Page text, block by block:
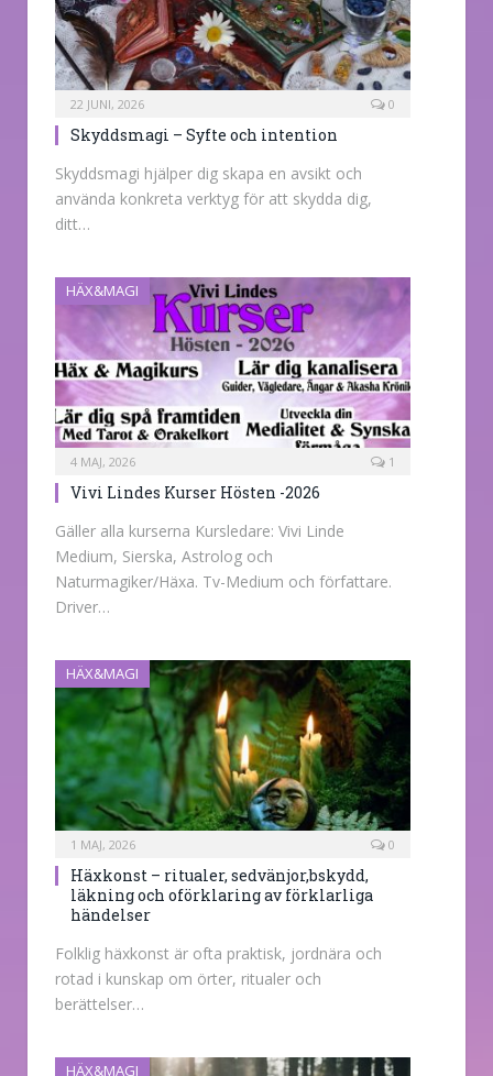
22 JUNI, 2026 0
Skyddsmagi – Syfte och intention
Skyddsmagi hjälper dig skapa en avsikt och
använda konkreta verktyg för att skydda dig,
ditt…
HÄX&MAGI
4 MAJ, 2026 1
Vivi Lindes Kurser Hösten -2026
Gäller alla kurserna Kursledare: Vivi Linde
Medium, Sierska, Astrolog och
Naturmagiker/Häxa. Tv-Medium och författare.
Driver…
HÄX&MAGI
1 MAJ, 2026 0
Häxkonst – ritualer, sedvänjor,bskydd,
läkning och oförklaring av förklarliga
händelser
Folklig häxkonst är ofta praktisk, jordnära och
rotad i kunskap om örter, ritualer och
berättelser…
HÄX&MAGI